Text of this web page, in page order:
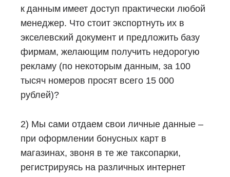
к данным имеет доступ практически любой
менеджер. Что стоит экспортнуть их в
экселевский документ и предложить базу
фирмам, желающим получить недорогую
рекламу (по некоторым данным, за 100
тысяч номеров просят всего 15 000
рублей)?
2) Мы сами отдаем свои личные данные –
при оформлении бонусных карт в
магазинах, звоня в те же таксопарки,
регистрируясь на различных интернет